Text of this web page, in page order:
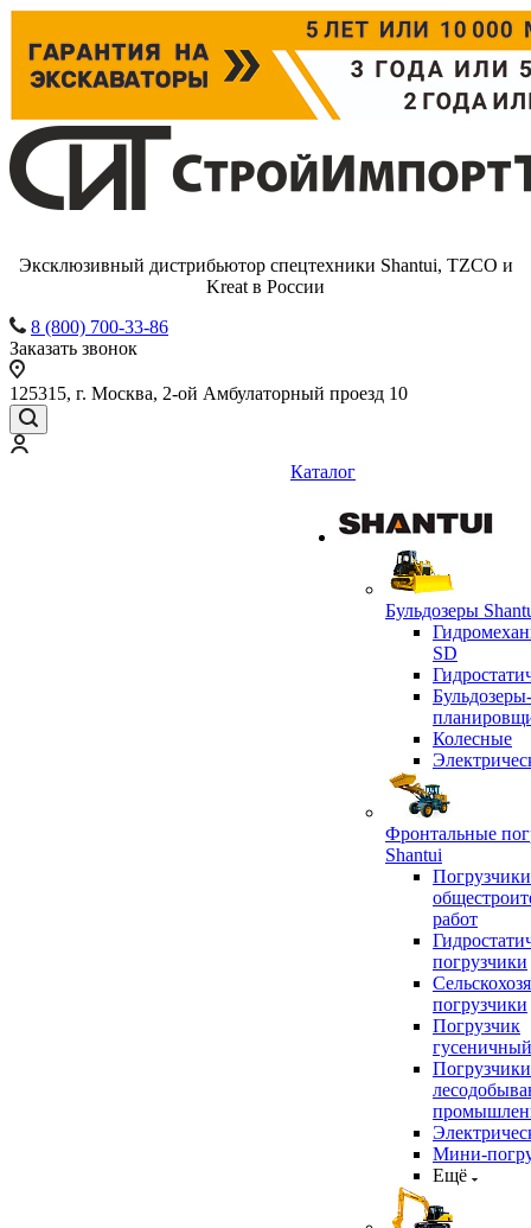
Эксклюзивный дистрибьютор спецтехники Shantui, TZCO и
Kreat в России
8 (800) 700-33-86
Заказать звонок
125315, г. Москва, 2-ой Амбулаторный проезд 10
Каталог
Бульдозеры
SD
Бульдозеры-
Колесные
Фронтальные
Shantui
работ
погрузчики
погрузчики
Погрузчик
гусеничный
Мини-
Ещё